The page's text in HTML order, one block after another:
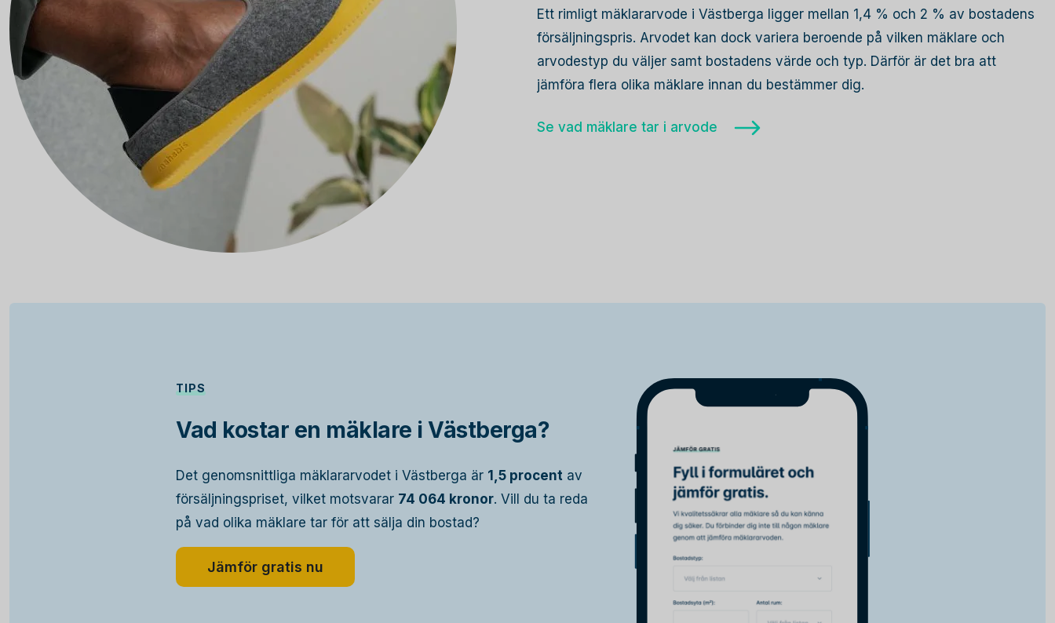
Ett rimligt mäklararvode i Västberga ligger mellan 1,4 % och 2 % av bostadens
försäljningspris. Arvodet kan dock variera beroende på vilken mäklare och
arvodestyp du väljer samt bostadens värde och typ. Därför är det bra att
jämföra flera olika mäklare innan du bestämmer dig.
Se vad mäklare tar i arvode
TIPS
Vad kostar en mäklare i Västberga?
Det genomsnittliga mäklararvodet i Västberga är 1,5 procent av
försäljningspriset, vilket motsvarar 74 064 kronor. Vill du ta reda
på vad olika mäklare tar för att sälja din bostad?
Jämför gratis nu